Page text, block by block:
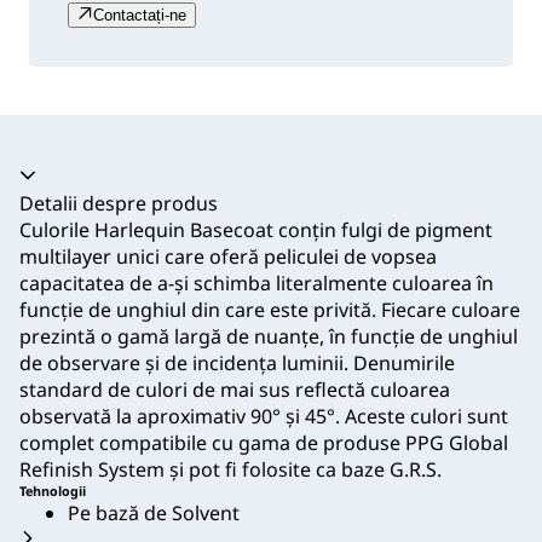
Contactați-ne
Acordeon prăbușit
Detalii despre produs
Culorile Harlequin Basecoat conțin fulgi de pigment
multilayer unici care oferă peliculei de vopsea
capacitatea de a-și schimba literalmente culoarea în
funcție de unghiul din care este privită. Fiecare culoare
prezintă o gamă largă de nuanțe, în funcție de unghiul
de observare și de incidența luminii. Denumirile
standard de culori de mai sus reflectă culoarea
observată la aproximativ 90° și 45°. Aceste culori sunt
complet compatibile cu gama de produse PPG Global
Refinish System și pot fi folosite ca baze G.R.S.
Tehnologii
Pe bază de Solvent